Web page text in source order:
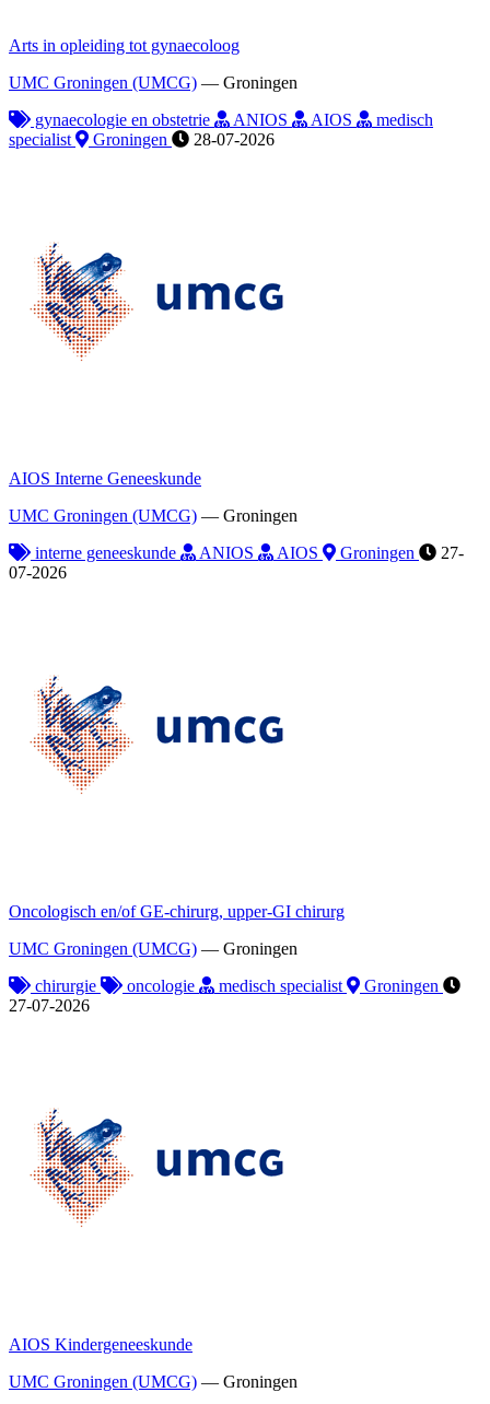
Arts in opleiding tot gynaecoloog
UMC Groningen (UMCG) — Groningen
gynaecologie en obstetrie
ANIOS AIOS
medisch
specialist
Groningen 28-07-2026
AIOS Interne Geneeskunde
UMC Groningen (UMCG) — Groningen
interne geneeskunde
ANIOS AIOS Groningen
27-
07-2026
Oncologisch en/of GE-chirurg, upper-GI chirurg
UMC Groningen (UMCG) — Groningen
chirurgie
oncologie medisch specialist
Groningen
27-07-2026
AIOS Kindergeneeskunde
UMC Groningen (UMCG) — Groningen